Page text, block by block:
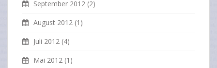
September 2012 (2)
August 2012 (1)
Juli 2012 (4)
Mai 2012 (1)